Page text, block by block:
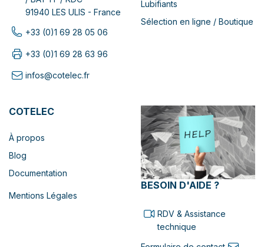
91940 LES ULIS - France
+33 (0)1 69 28 05 06
+33 (0)1 69 28 63 96
infos@cotelec.fr
Lubifiants
Sélection en ligne / Boutique
COTELEC
À propos
Blog
Documentation
Mentions Légales
BESOIN D'AIDE ?
RDV & Assistance
technique